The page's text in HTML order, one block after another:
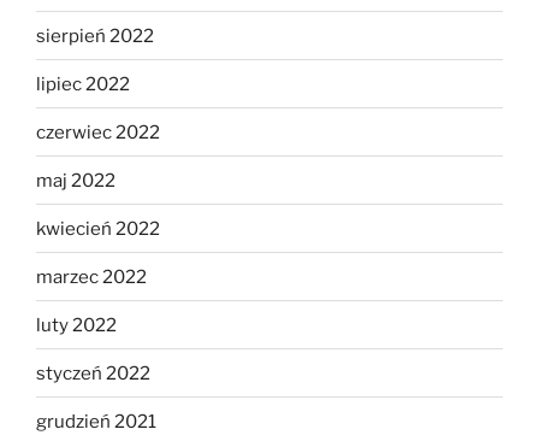
sierpień 2022
lipiec 2022
czerwiec 2022
maj 2022
kwiecień 2022
marzec 2022
luty 2022
styczeń 2022
grudzień 2021